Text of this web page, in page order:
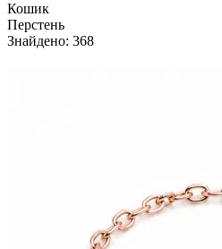
Кошик
Перстень
Знайдено: 368